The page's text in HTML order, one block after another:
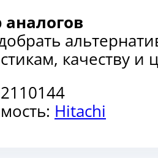
качеству
Hitachi